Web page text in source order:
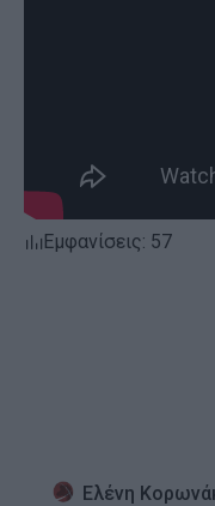
Εμφανίσεις: 57
Ελένη